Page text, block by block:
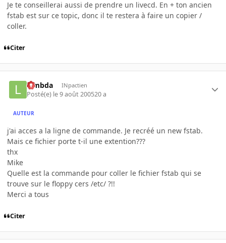
Je te conseillerai aussi de prendre un livecd. En + ton ancien
fstab est sur ce topic, donc il te restera à faire un copier /
coller.
Citer
lambda INpactien
Posté(e) le 9 août 200520 a
AUTEUR
j'ai acces a la ligne de commande. Je recréé un new fstab.
Mais ce fichier porte t-il une extention???
thx
Mike
Quelle est la commande pour coller le fichier fstab qui se
trouve sur le floppy cers /etc/ ?!!
Merci a tous
Citer